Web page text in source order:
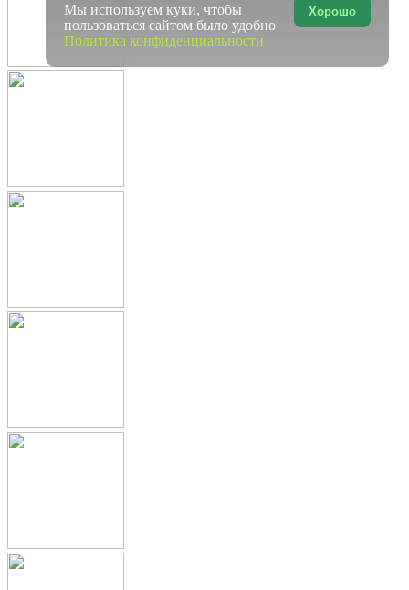
Хорошо
Мы используем куки, чтобы
пользоваться сайтом было удобно
Политика конфиденциальности